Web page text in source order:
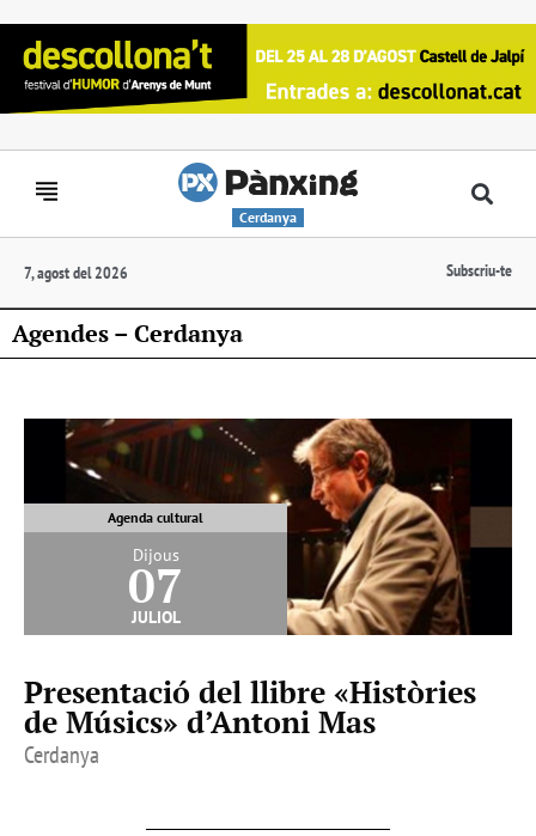
Cerdanya
7, agost del 2026 Subscriu-te
Agendes – Cerdanya
Agenda cultural
Dijous
07
juliol
Presentació del llibre «Històries
de Músics» d’Antoni Mas
Cerdanya